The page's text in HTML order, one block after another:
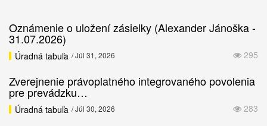
Oznámenie o uložení zásielky (Alexander Jánoška -
31.07.2026)
295
Úradná tabuľa / Júl 31, 2026
Zverejnenie právoplatného integrovaného povolenia
pre prevádzku…
283
Úradná tabuľa / Júl 30, 2026